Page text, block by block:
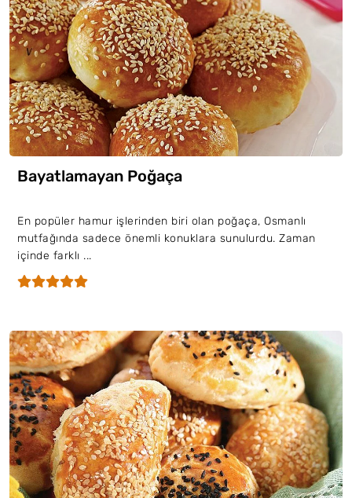
Bayatlamayan Poğaça
En popüler hamur işlerinden biri olan poğaça, Osmanlı
mutfağında sadece önemli konuklara sunulurdu. Zaman
içinde farklı ...